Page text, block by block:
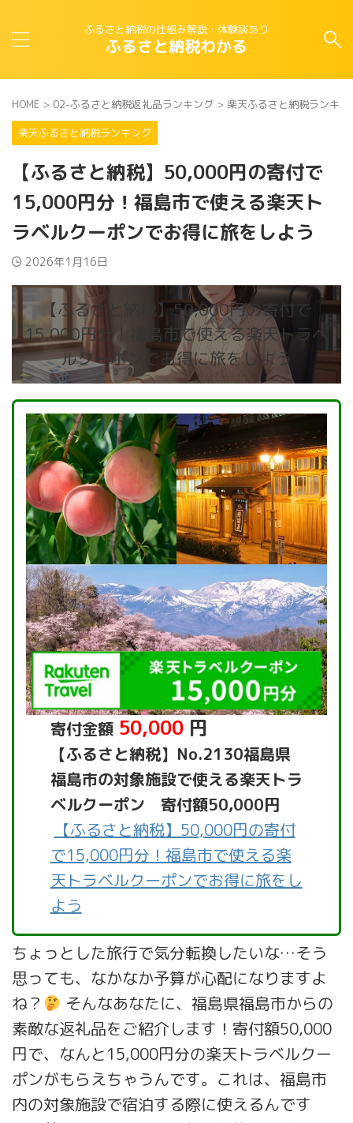
ふるさと納税の仕組み解説・体験談あり
ふるさと納税わかる
HOME > 02-ふるさと納税返礼品ランキング > 楽天ふるさと納税ランキン
楽天ふるさと納税ランキング
【ふるさと納税】50,000円の寄付で
15,000円分！福島市で使える楽天ト
ラベルクーポンでお得に旅をしよう
2026年1月16日
【ふるさと納税】50,000円の寄付で
15,000円分！福島市で使える楽天トラベ
ルクーポンでお得に旅をしよう
寄付金額 50,000円
【ふるさと納税】No.2130福島県
福島市の対象施設で使える楽天トラ
ベルクーポン 寄付額50,000円
【ふるさと納税】50,000円の寄付
で15,000円分！福島市で使える楽
天トラベルクーポンでお得に旅をし
よう
ちょっとした旅行で気分転換したいな…そう
思っても、なかなか予算が心配になりますよ
ね？
そんなあなたに、福島県福島市からの
素敵な返礼品をご紹介します！寄付額50,000
円で、なんと15,000円分の楽天トラベルクー
ポンがもらえちゃうんです。これは、福島市
内の対象施設で宿泊する際に使えるんです